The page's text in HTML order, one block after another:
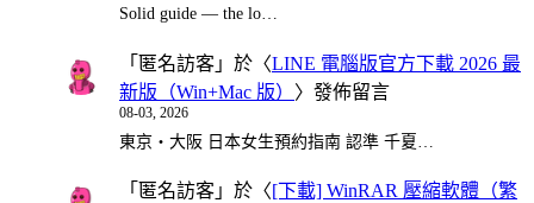
Solid guide — the lo…
「 匿名訪客 」於〈LINE 電腦版官方下載 2026 最
新版（Win+Mac 版） 〉發佈留言
08-03, 2026
東京・大阪 日本女生預約指南 認準 千夏…
「 匿名訪客 」於〈[下載] WinRAR 壓縮軟體（繁